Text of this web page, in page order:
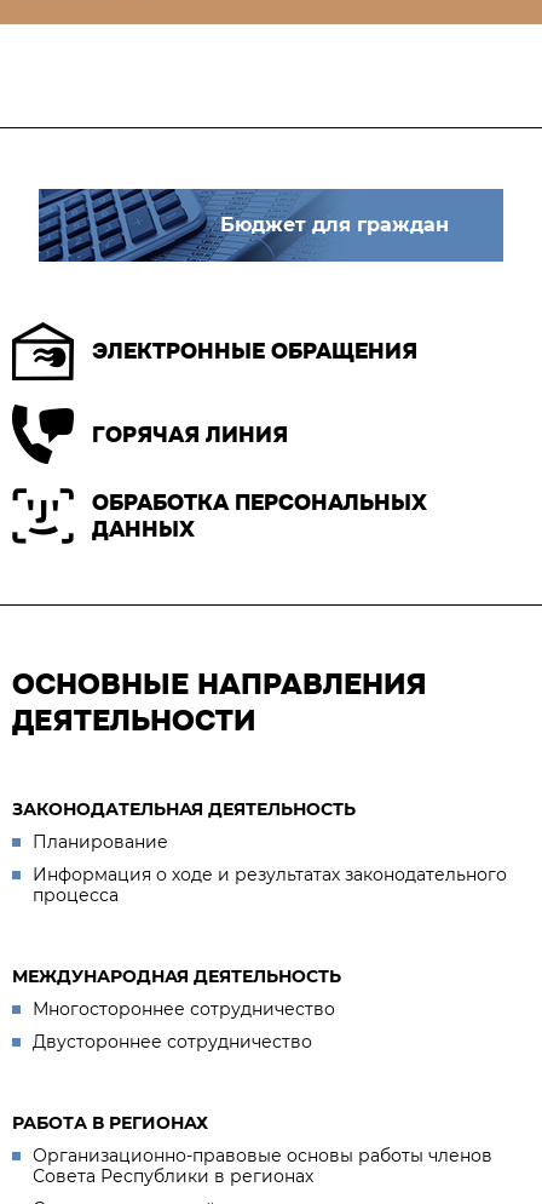
Бюджет для граждан
ЭЛЕКТРОННЫЕ ОБРАЩЕНИЯ
ГОРЯЧАЯ ЛИНИЯ
ОБРАБОТКА ПЕРСОНАЛЬНЫХ
ДАННЫХ
ОСНОВНЫЕ НАПРАВЛЕНИЯ
ДЕЯТЕЛЬНОСТИ
ЗАКОНОДАТЕЛЬНАЯ ДЕЯТЕЛЬНОСТЬ
Планирование
Информация о ходе и результатах законодательного
процесса
МЕЖДУНАРОДНАЯ ДЕЯТЕЛЬНОСТЬ
Многостороннее сотрудничество
Двустороннее сотрудничество
РАБОТА В РЕГИОНАХ
Организационно-правовые основы работы членов
Совета Республики в регионах